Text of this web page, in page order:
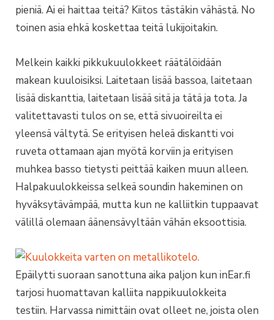
pieniä. Ai ei haittaa teitä? Kiitos tästäkin vähästä. No
toinen asia ehkä koskettaa teitä lukijoitakin.
Melkein kaikki pikkukuulokkeet räätälöidään
makean kuuloisiksi. Laitetaan lisää bassoa, laitetaan
lisää diskanttia, laitetaan lisää sitä ja tätä ja tota. Ja
valitettavasti tulos on se, että sivuoireilta ei
yleensä vältytä. Se erityisen heleä diskantti voi
ruveta ottamaan ajan myötä korviin ja erityisen
muhkea basso tietysti peittää kaiken muun alleen.
Halpakuulokkeissa selkeä soundin hakeminen on
hyväksytävämpää, mutta kun ne kalliitkin tuppaavat
välillä olemaan äänensävyltään vähän eksoottisia.
Epäilytti suoraan sanottuna aika paljon kun inEar.fi
tarjosi huomattavan kalliita nappikuulokkeita
testiin. Harvassa nimittäin ovat olleet ne, joista olen